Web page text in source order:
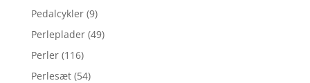
Pedalcykler (9)
Perleplader (49)
Perler (116)
Perlesæt (54)